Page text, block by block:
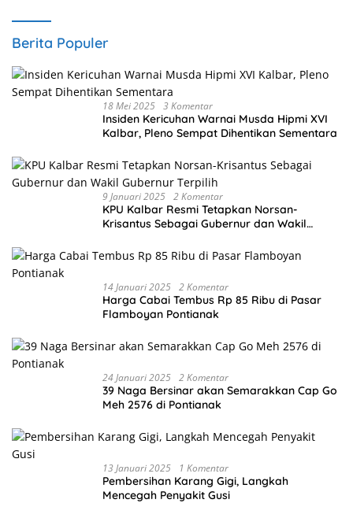
Berita Populer
18 Mei 2025 3 Komentar
Insiden Kericuhan Warnai Musda Hipmi XVI
Kalbar, Pleno Sempat Dihentikan Sementara
9 Januari 2025 2 Komentar
KPU Kalbar Resmi Tetapkan Norsan-
Krisantus Sebagai Gubernur dan Wakil
14 Januari 2025 2 Komentar
Harga Cabai Tembus Rp 85 Ribu di Pasar
Flamboyan Pontianak
24 Januari 2025 2 Komentar
39 Naga Bersinar akan Semarakkan Cap Go
Meh 2576 di Pontianak
13 Januari 2025 1 Komentar
Pembersihan Karang Gigi, Langkah
Mencegah Penyakit Gusi